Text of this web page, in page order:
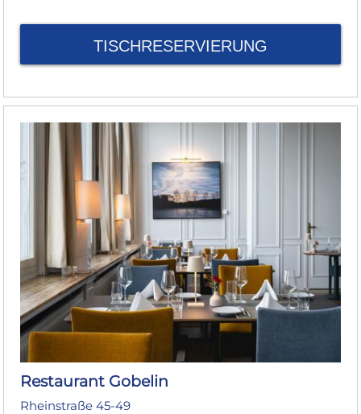
TISCHRESERVIERUNG
Restaurant Gobelin
Rheinstraße 45-49